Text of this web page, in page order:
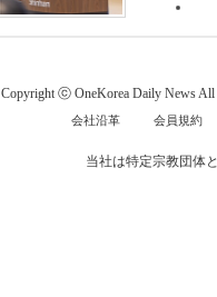
Copyright ⓒ OneKorea Daily News All
会社沿革 会員規約
当社は特定宗教団体